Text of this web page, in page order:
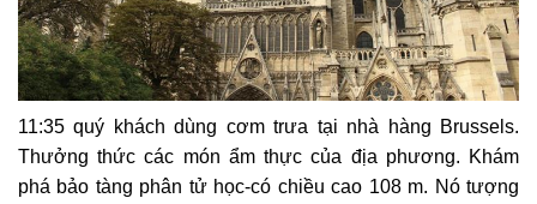
11:35 quý khách dùng cơm trưa tại nhà hàng Brussels.
Thưởng thức các món ẩm thực của địa phương. Khám
phá bảo tàng phân tử học-có chiều cao 108 m. Nó tượng